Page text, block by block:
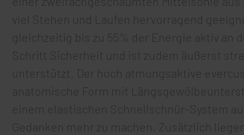
viel Stehen und Laufen hervorragend
gleichzeitig bis zu 55% der Energie aktiv an
Schritt Sicherheit und ist zudem äußerst
unterstützt. Der hoch atmungsaktive
anatomische Form mit
einem elastischen Schnellschnür-System
Gedanken mehr zu machen. Zusätzlich